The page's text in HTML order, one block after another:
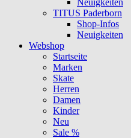
TITUS Paderborn
Shop-Infos
Neuigkeiten
Webshop
Startseite
Marken
Skate
Herren
Damen
Kinder
Neu
Sale %